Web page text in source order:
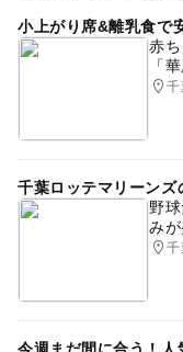
小上がり席&離乳食で
赤
「
千
千葉ロッテマリーン
野
み
千
今週まだ間に合う！